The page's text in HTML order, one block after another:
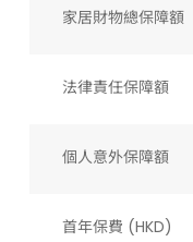
家居財物總保障額
法律責任保障額
個人意外保障額
首年保費 (HKD)